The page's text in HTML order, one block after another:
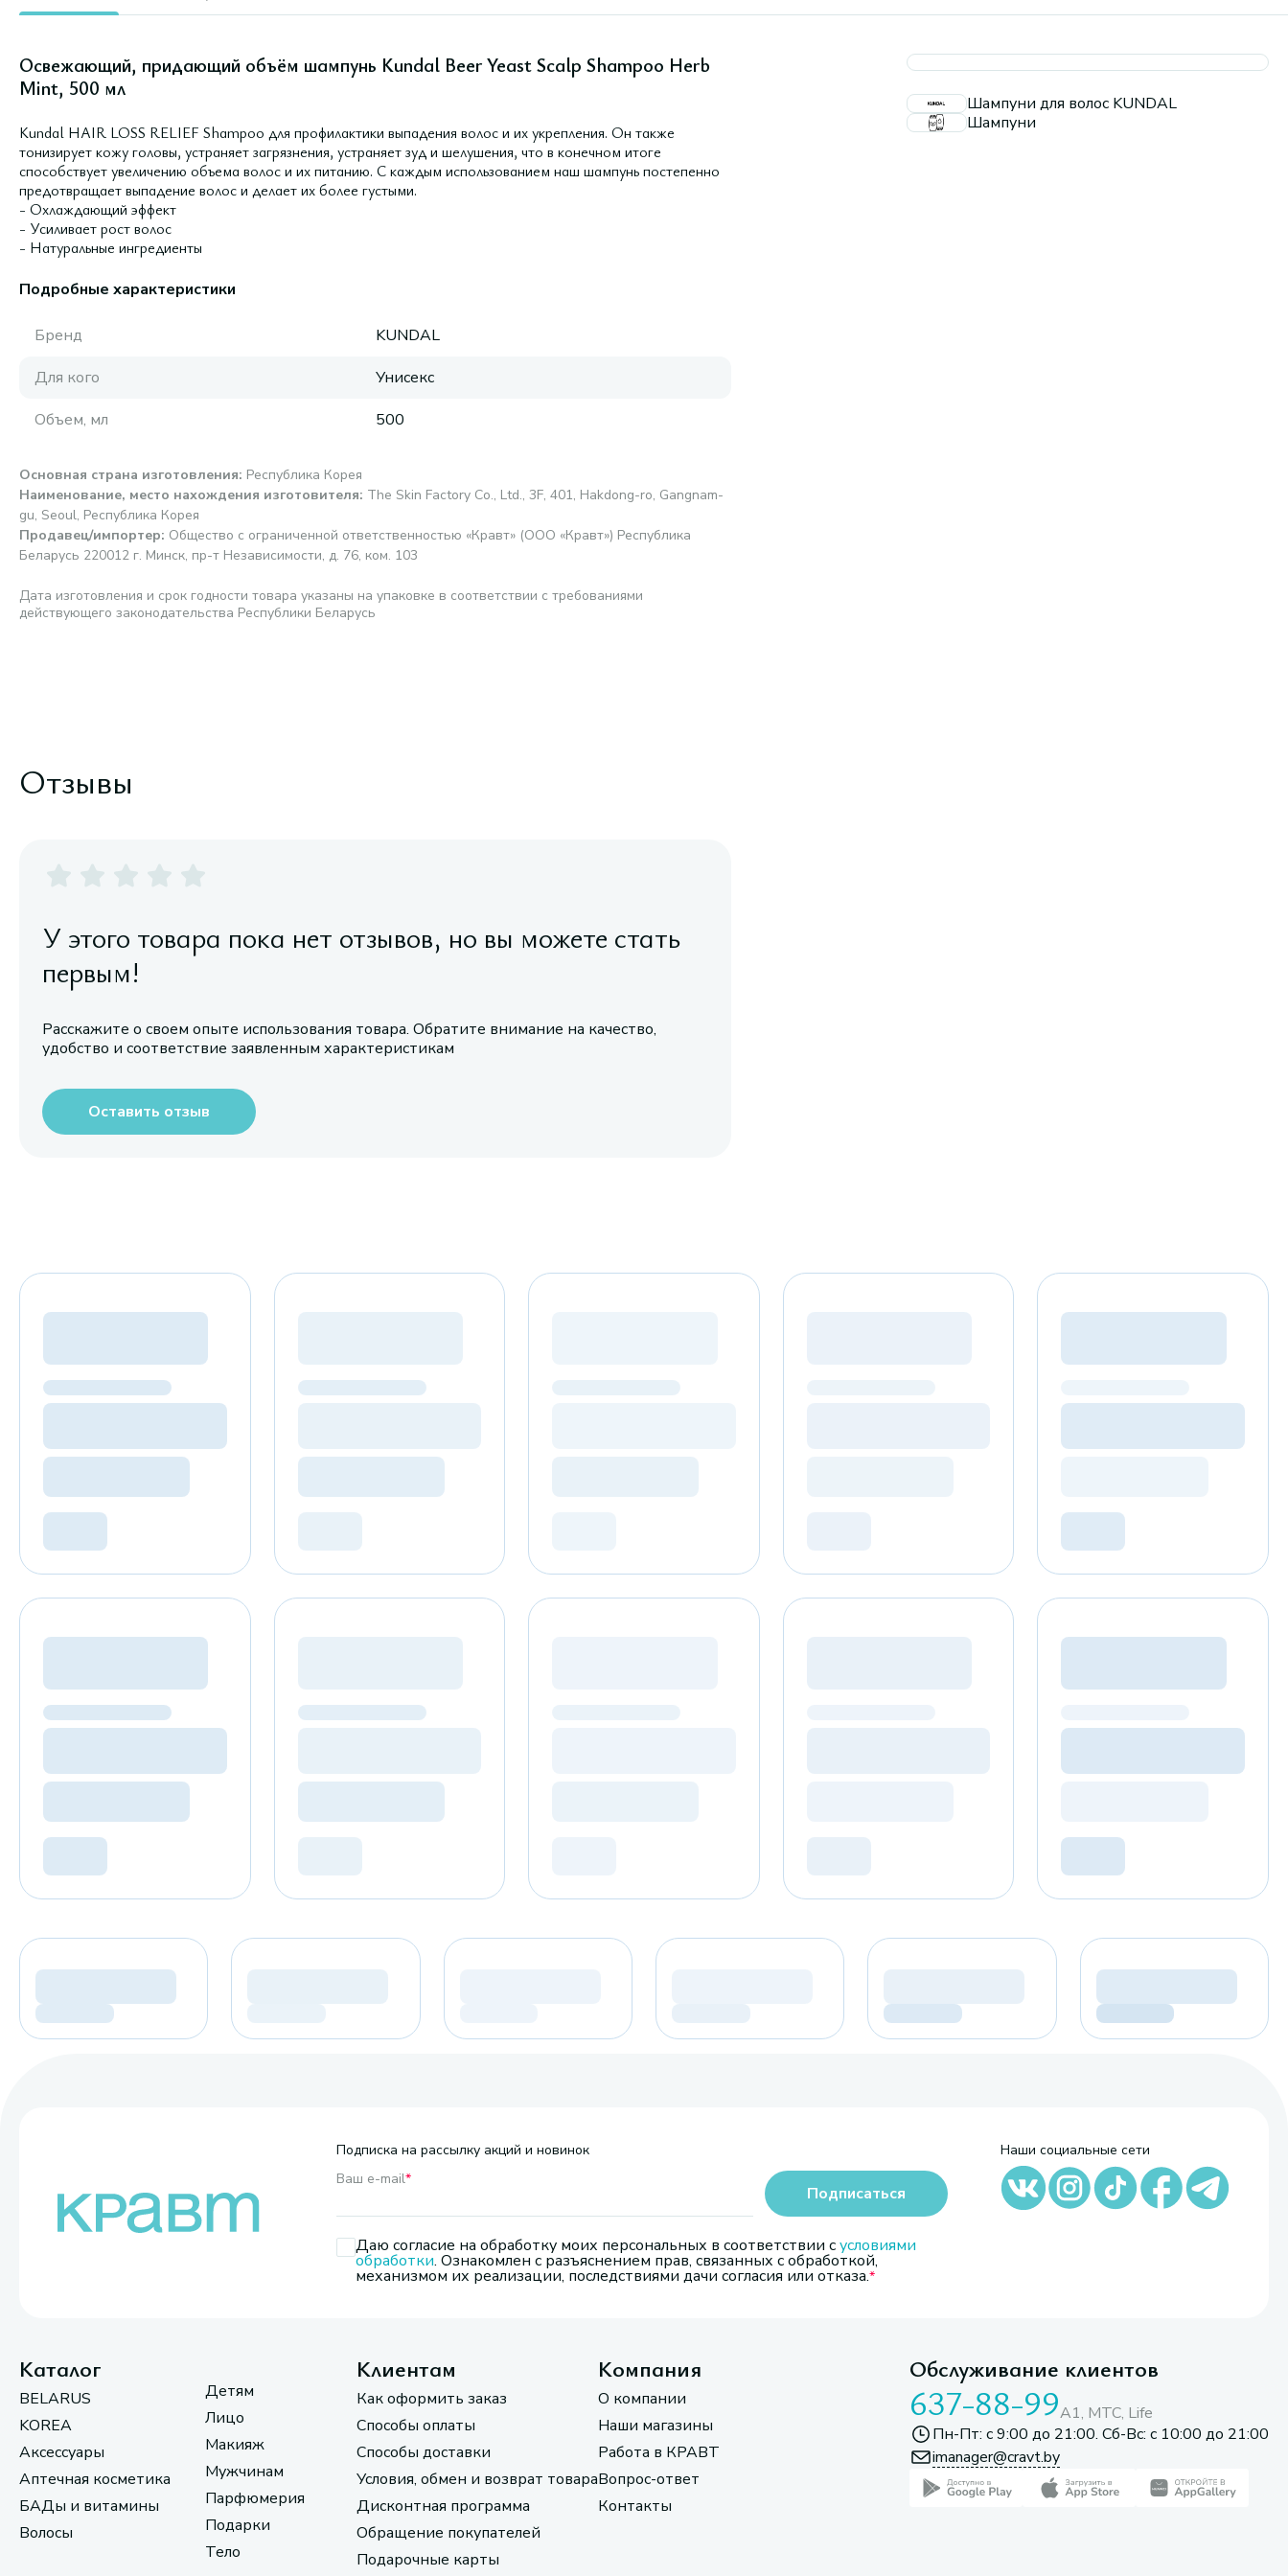
Освежающий, придающий объём шампунь Kundal Beer Yeast Scalp Shampoo Herb
Mint, 500 мл
Kundal HAIR LOSS RELIEF Shampoo для профилактики выпадения волос и их укрепления. Он также
тонизирует кожу головы, устраняет загрязнения, устраняет зуд и шелушения, что в конечном итоге
способствует увеличению объема волос и их питанию. С каждым использованием наш шампунь постепенно
предотвращает выпадение волос и делает их более густыми.
- Охлаждающий эффект
- Усиливает рост волос
- Натуральные ингредиенты
Подробные характеристики
Бренд
KUNDAL
Для кого
Унисекс
Объем, мл
500
Основная страна изготовления: Республика Корея
Наименование, место нахождения изготовителя: The Skin Factory Co., Ltd., 3F, 401, Hakdong-ro, Gangnam-
gu, Seoul, Республика Корея
Продавец/импортер: Общество с ограниченной ответственностью «Кравт» (ООО «Кравт») Республика
Беларусь 220012 г. Минск, пр-т Независимости, д. 76, ком. 103
Дата изготовления и срок годности товара указаны на упаковке в соответствии с требованиями
действующего законодательства Республики Беларусь
Шампуни для волос KUNDAL
Шампуни
Отзывы
У этого товара пока нет отзывов, но вы можете стать
первым!
Расскажите о своем опыте использования товара. Обратите внимание на качество,
удобство и соответствие заявленным характеристикам
Оставить отзыв
Подписка на рассылку акций и новинок
Ваш e-mail*
Даю согласие на обработку моих персональных в соответствии сусловиями
обработки. Ознакомлен с разъяснением прав, связанных с обработкой,
механизмом их реализации, последствиями дачи согласия или отказа.
Подписаться
Наши социальные сети
Каталог
BELARUS
KOREA
Аксессуары
Аптечная косметика
БАДы и витамины
Волосы
Детям
Лицо
Макияж
Мужчинам
Парфюмерия
Подарки
Тело
Клиентам
Как оформить заказ
Способы оплаты
Способы доставки
Условия, обмен и возврат товара
Дисконтная программа
Обращение покупателей
Подарочные карты
Компания
О компании
Наши магазины
Работа в КРАВТ
Вопрос-ответ
Контакты
Обслуживание клиентов
637-88-99A1, МТС, Life
Пн-Пт: с 9:00 до 21:00. Сб-Вс: с 10:00 до 21:00
imanager@cravt.by